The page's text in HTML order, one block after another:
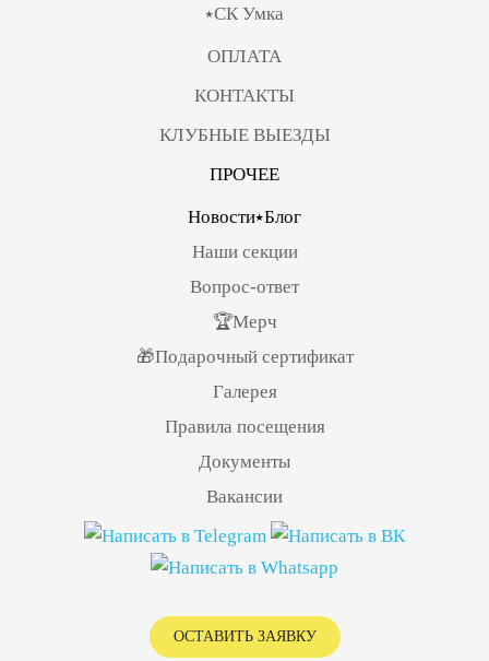
⭑СК Умка
ОПЛАТА
КОНТАКТЫ
КЛУБНЫЕ ВЫЕЗДЫ
ПРОЧЕЕ
Новости⭑Блог
Наши секции
Вопрос-ответ
🏆Мерч
🎁Подарочный сертификат
Галерея
Правила посещения
Документы
Вакансии
ОСТАВИТЬ ЗАЯВКУ